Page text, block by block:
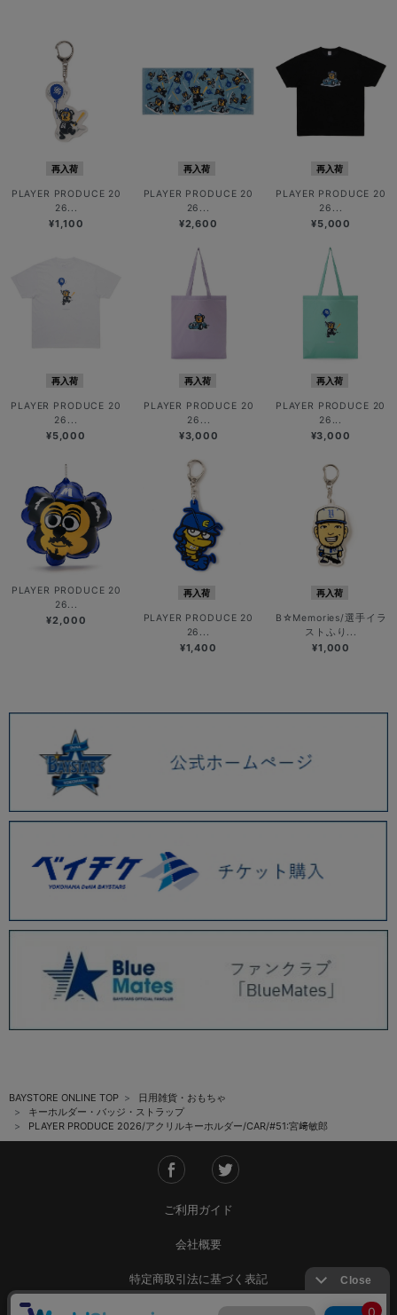
再入荷
PLAYER PRODUCE 20
26...
¥1,100
再入荷
PLAYER PRODUCE 20
26...
¥2,600
再入荷
PLAYER PRODUCE 20
26...
¥5,000
再入荷
PLAYER PRODUCE 20
26...
¥5,000
再入荷
PLAYER PRODUCE 20
26...
¥3,000
再入荷
PLAYER PRODUCE 20
26...
¥3,000
PLAYER PRODUCE 20
26...
¥2,000
再入荷
PLAYER PRODUCE 20
26...
¥1,400
再入荷
B☆Memories/選手イラ
ストふり...
¥1,000
BAYSTORE ONLINE TOP
日用雑貨・おもちゃ
キーホルダー・バッジ・ストラップ
PLAYER PRODUCE 2026/アクリルキーホルダー/CAR/#51:宮﨑敏郎
ご利用ガイド
会社概要
特定商取引法に基づく表記